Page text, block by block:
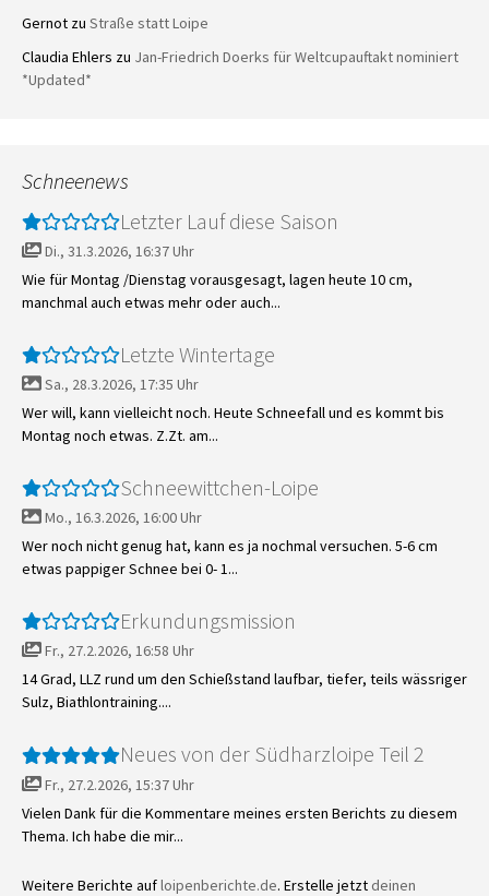
Gernot zu Straße statt Loipe
Claudia Ehlers zu Jan-Friedrich Doerks für Weltcupauftakt nominiert
*Updated*
Schneenews
Letzter Lauf diese Saison
Di., 31.3.2026, 16:37 Uhr
Wie für Montag /Dienstag vorausgesagt, lagen heute 10 cm,
manchmal auch etwas mehr oder auch...
Letzte Wintertage
Sa., 28.3.2026, 17:35 Uhr
Wer will, kann vielleicht noch. Heute Schneefall und es kommt bis
Montag noch etwas. Z.Zt. am...
Schneewittchen-Loipe
Mo., 16.3.2026, 16:00 Uhr
Wer noch nicht genug hat, kann es ja nochmal versuchen. 5-6 cm
etwas pappiger Schnee bei 0- 1...
Erkundungsmission
Fr., 27.2.2026, 16:58 Uhr
14 Grad, LLZ rund um den Schießstand laufbar, tiefer, teils wässriger
Sulz, Biathlontraining....
Neues von der Südharzloipe Teil 2
Fr., 27.2.2026, 15:37 Uhr
Vielen Dank für die Kommentare meines ersten Berichts zu diesem
Thema. Ich habe die mir...
Weitere Berichte aufloipenberichte.de. Erstelle jetzt deinen